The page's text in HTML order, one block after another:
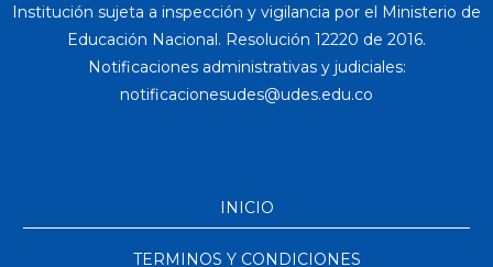
Institución sujeta a inspección y vigilancia por el Ministerio de
Educación Nacional. Resolución 12220 de 2016.
Notificaciones administrativas y judiciales:
INICIO
TERMINOS Y CONDICIONES